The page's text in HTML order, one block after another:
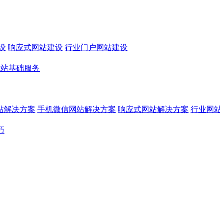
响应式网站建设 行业门户网站建设
基础服务
解决方案 手机微信网站解决方案 响应式网站解决方案 行业网